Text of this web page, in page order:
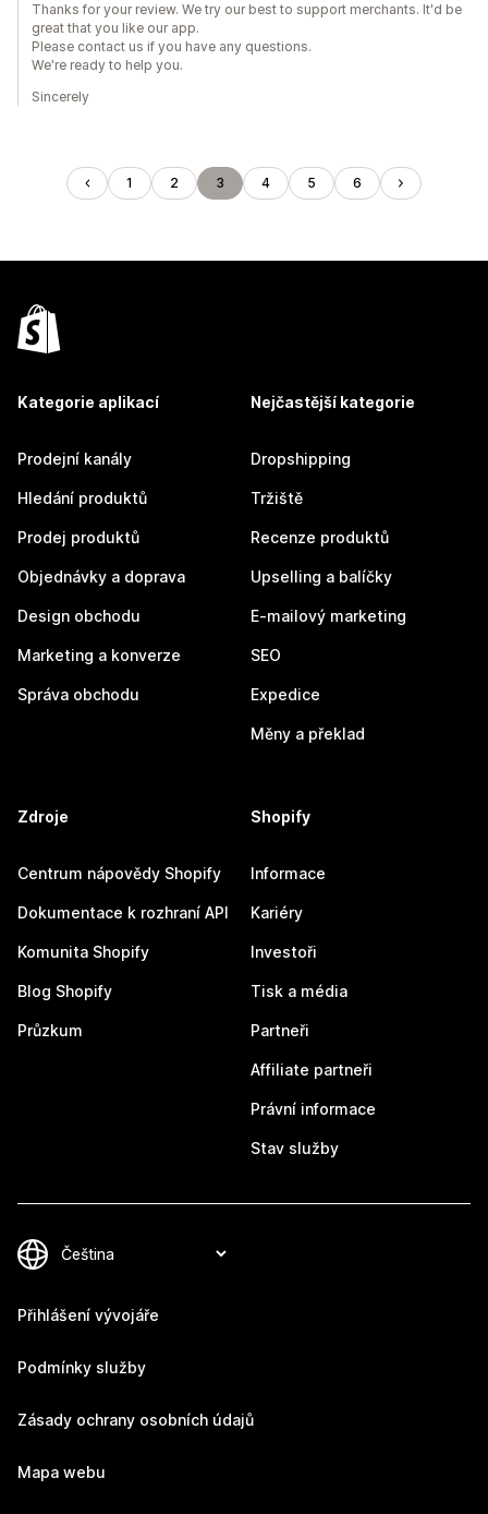
Thanks for your review. We try our best to support merchants. It'd be
great that you like our app.
Please contact us if you have any questions.
We're ready to help you.
Sincerely
1 2 3 4 5 6
Kategorie aplikací
Prodejní kanály
Hledání produktů
Prodej produktů
Objednávky a doprava
Design obchodu
Marketing a konverze
Správa obchodu
Nejčastější kategorie
Dropshipping
Tržiště
Recenze produktů
Upselling a balíčky
E-mailový marketing
SEO
Expedice
Měny a překlad
Zdroje
Centrum nápovědy Shopify
Dokumentace k rozhraní API
Komunita Shopify
Blog Shopify
Průzkum
Shopify
Informace
Kariéry
Investoři
Tisk a média
Partneři
Affiliate partneři
Právní informace
Stav služby
Přihlášení vývojáře
Podmínky služby
Zásady ochrany osobních údajů
Mapa webu